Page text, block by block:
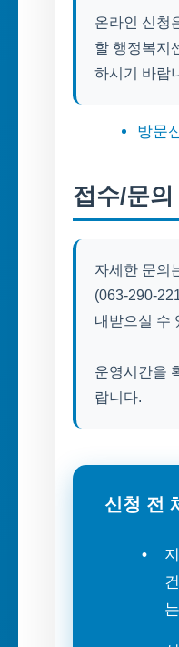
온라인 신청
할 행정복지
하시기 바랍
방문
접수/문의
자세한 문의
(063-290-
내받으실 수
운영시간을
랍니다.
신청 전